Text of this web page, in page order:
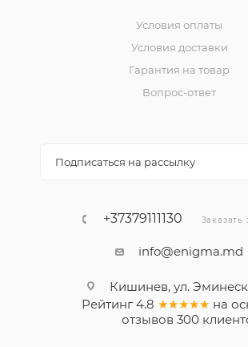
Условия оплаты
Условия доставки
Гарантия на товар
Вопрос-ответ
Подписаться на рассылку
+37379111130 Заказать
info@enigma.md
Кишинев, ул.
Рейтинг 4.8 ★★★★★ на
отзывов 300